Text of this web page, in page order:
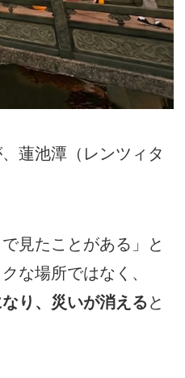
蓮池潭（レンツィタ
見たことがある」と
な場所ではなく、
り、災いが消えると